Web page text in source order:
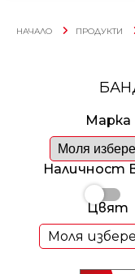
НАЧАЛО ПРОДУКТИ
Марка
Наличност
Цвят
Моля